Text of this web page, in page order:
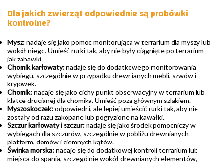
Dla jakich zwierząt odpowiednie są probówki
kontrolne?
Mysz:nadaje się jako pomoc monitorująca w terrarium dla myszy lub
wokół niego. Umieść rurki tak, aby nie były ciągnięte po terrarium
jak zabawki.
Chomik karłowaty:nadaje się do dodatkowego monitorowania
wybiegu, szczególnie w przypadku drewnianych mebli, szwów i
kryjówek.
Chomik:nadaje się jako cichy punkt obserwacyjny w terrarium lub
klatce drucianej dla chomika. Umieść poza głównym szlakiem.
Myszoskoczek:odpowiedni, ale lepiej umieścić rurki tak, aby nie
zostały od razu zakopane lub pogryzione na kawałki.
Szczur karłowaty i szczur:nadaje się jako środek pomocniczy w
wybiegach dla szczurów, szczególnie w pobliżu drewnianych
platform, domów i ciemnych kątów.
Świnka morska:nadaje się do dodatkowej kontroli terrarium lub
miejsca do spania, szczególnie wokół drewnianych elementów,